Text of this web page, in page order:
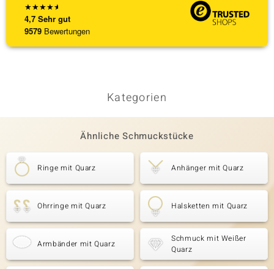
★★★★★
4,7 Sehr gut
9579 Bewertungen
Kategorien
Ähnliche Schmuckstücke
Ringe mit Quarz Anhänger mit Quarz
Ohrringe mit Quarz Halsketten mit Quarz
Armbänder mit Quarz
Schmuck mit Weißer
Quarz